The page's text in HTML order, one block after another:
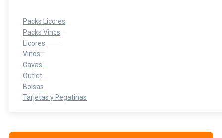
Packs Licores
Packs Vinos
Licores
Vinos
Cavas
Outlet
Bolsas
Tarjetas y Pegatinas